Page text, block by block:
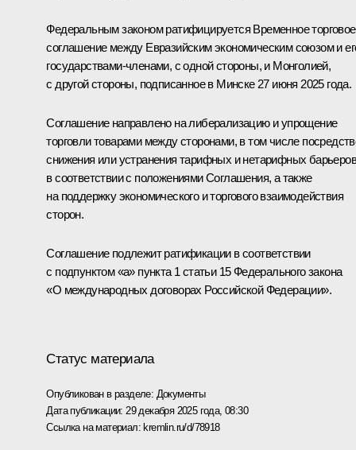
Федеральным законом ратифицируется Временное торговое
соглашение между Евразийским экономическим союзом и
государствами-членами, с одной стороны, и Монголией,
с другой стороны, подписанное в Минске 27 июня 2025 года.
Соглашение направлено на либерализацию и упрощение
торговли товарами между сторонами, в том числе
снижения или устранения тарифных и нетарифных барьеров
в соответствии с положениями Соглашения, а также
на поддержку экономического и торгового взаимодействия
сторон.
Соглашение подлежит ратификации в соответствии
с подпунктом «а» пункта 1 статьи 15 Федерального закона
«О международных договорах Российской Федерации».
Статус материала
Опубликован в разделе: Документы
Дата публикации: 29 декабря 2025 года, 08:30
Ссылка на материал: kremlin.ru/d/78918